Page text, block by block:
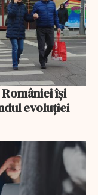
își
evoluției